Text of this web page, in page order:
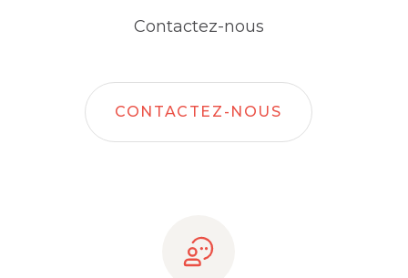
Contactez-nous
CONTACTEZ-NOUS